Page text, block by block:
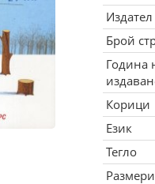
Издател
Брой
Година
Корици
Език
Тегло
Размери